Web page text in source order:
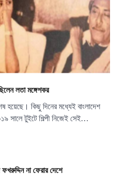
লতা মঙ্গেশকর
হয়েছে। কিছু দিনের মধ্যেই বাংলাদেশ
সালে টুইটে শিল্পী নিজেই সেই…
না ফেরার দেশে